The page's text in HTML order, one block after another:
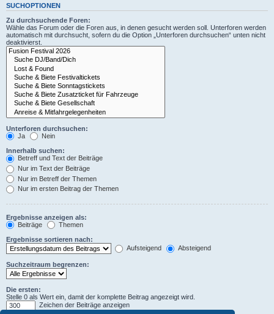
SUCHOPTIONEN
Zu durchsuchende Foren:
Wähle das Forum oder die Foren aus, in denen gesucht werden soll. Unterforen werden
automatisch mit durchsucht, sofern du die Option „Unterforen durchsuchen“ unten nicht
deaktivierst.
Unterforen durchsuchen:
Ja
Nein
Innerhalb suchen:
Betreff und Text der Beiträge
Nur im Text der Beiträge
Nur im Betreff der Themen
Nur im ersten Beitrag der Themen
Ergebnisse anzeigen als:
Beiträge
Themen
Ergebnisse sortieren nach:
Aufsteigend
Absteigend
Suchzeitraum begrenzen:
Die ersten:
Stelle 0 als Wert ein, damit der komplette Beitrag angezeigt wird.
Zeichen der Beiträge anzeigen